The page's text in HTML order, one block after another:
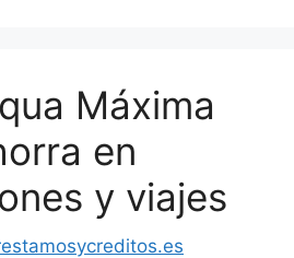
Máxima
en
y viajes